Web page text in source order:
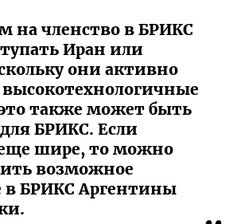
на членство в БРИКС
Иран или
они активно
также может быть
БРИКС. Если
шире, то можно
возможное
в БРИКС Аргентины